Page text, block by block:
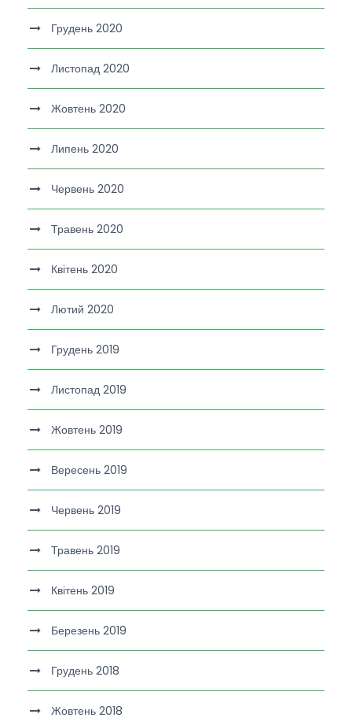
Грудень 2020
Листопад 2020
Жовтень 2020
Липень 2020
Червень 2020
Травень 2020
Квітень 2020
Лютий 2020
Грудень 2019
Листопад 2019
Жовтень 2019
Вересень 2019
Червень 2019
Травень 2019
Квітень 2019
Березень 2019
Грудень 2018
Жовтень 2018